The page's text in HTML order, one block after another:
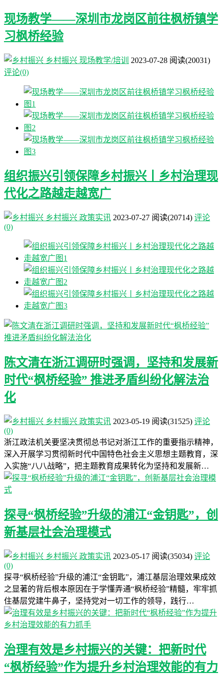
现场教学——深圳市龙岗区前往枫桥镇学
习枫桥经验
乡村振兴 现场教学/培训 2023-07-28 阅读(20031)
评论(0)
组织振兴引领保障乡村振兴丨乡村治理现
代化之路越走越宽广
乡村振兴 政策实讯 2023-07-27 阅读(20714) 评论
(0)
陈文清在浙江调研时强调，坚持和发展新
时代“枫桥经验” 推进矛盾纠纷化解法治
化
乡村振兴 政策实讯 2023-05-19 阅读(31525) 评论
(0)
浙江政法机关要坚决贯彻总书记对浙江工作的重要指示精神，
深入开展学习贯彻新时代中国特色社会主义思想主题教育，深
入实施“八八战略”，把主题教育成果转化为坚持和发展新…
探寻“枫桥经验”升级的浦江“金钥匙”，创
新基层社会治理模式
乡村振兴 政策实讯 2023-05-17 阅读(35034) 评论
(0)
探寻“枫桥经验”升级的浦江“金钥匙”，浦江基层治理效果成效
之显著的背后根本原因在于学懂弄通“枫桥经验”精髓，牢牢抓
住基层党建牛鼻子，坚持党对一切工作的领导，践行…
治理有效是乡村振兴的关键：把新时代
“枫桥经验”作为提升乡村治理效能的有力